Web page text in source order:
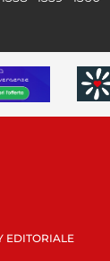
EDITORIALE